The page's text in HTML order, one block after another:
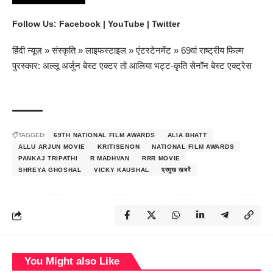
Follow Us: Facebook | YouTube | Twitter
हिंदी न्यूज़ »संस्कृति»लाइफस्टाइल »एंटरटेनमेंट » 69वां राष्ट्रीय फिल्म
पुरस्कार: अल्लू अर्जुन बेस्ट एक्टर तो आलिया भट्ट-कृति सेनॉन बेस्ट एक्ट्रेस
TAGGED: 69TH NATIONAL FILM AWARDS
ALIA BHATT
ALLU ARJUN MOVIE
KRITISENON
NATIONAL FILM AWARDS
PANKAJ TRIPATHI
R MADHVAN
RRR MOVIE
SHREYA GHOSHAL
VICKY KAUSHAL प्रमुख खबरें
You Might also Like